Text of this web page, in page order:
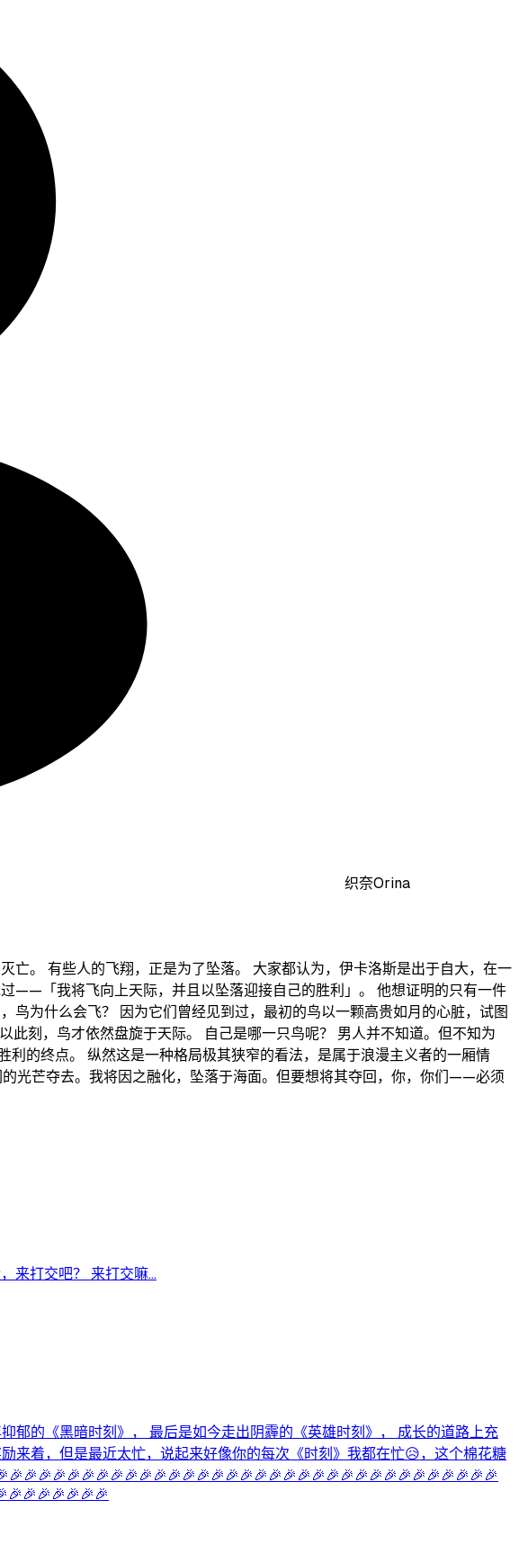
织奈Orina
。 有些人的飞翔，正是为了坠落。 大家都认为，伊卡洛斯是出于自大，在一
——「我将飞向上天际，并且以坠落迎接自己的胜利」。 他想证明的只有一件
为什么会飞？ 因为它们曾经见到过，最初的鸟以一颗高贵如月的心脏，试图
刻，鸟才依然盘旋于天际。 自己是哪一只鸟呢？ 男人并不知道。但不知为
的终点。 纵然这是一种格局极其狭窄的看法，是属于浪漫主义者的一厢情
光芒夺去。我将因之融化，坠落于海面。但要想将其夺回，你，你们——必须
来打交吧？ 来打交嘛...
郁的《黑暗时刻》， 最后是如今走出阴霾的《英雄时刻》， 成长的道路上充
来着，但是最近太忙，说起来好像你的每次《时刻》我都在忙😥，这个棉花糖